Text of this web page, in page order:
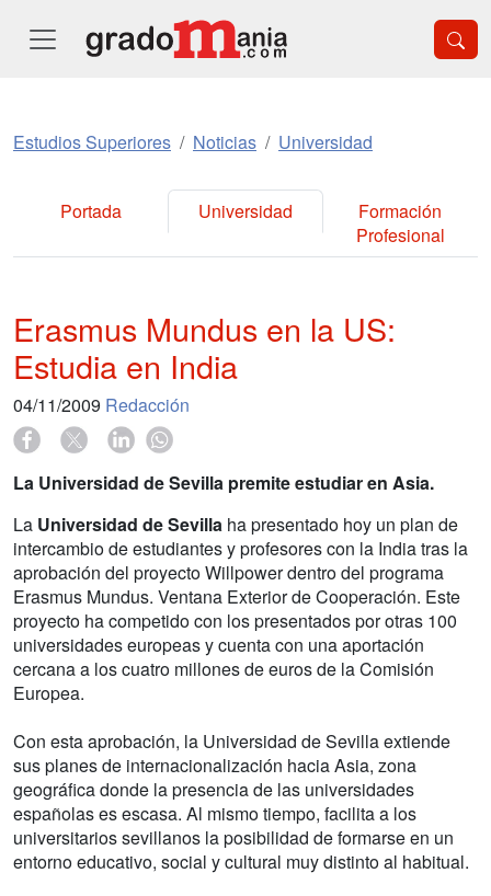
Estudios Superiores Noticias Universidad
Portada Universidad
Formación
Profesional
Erasmus Mundus en la US:
Estudia en India
04/11/2009 Redacción
La Universidad de Sevilla premite estudiar en Asia.
La Universidad de Sevilla ha presentado hoy un plan de
intercambio de estudiantes y profesores con la India tras la
aprobación del proyecto Willpower dentro del programa
Erasmus Mundus. Ventana Exterior de Cooperación. Este
proyecto ha competido con los presentados por otras 100
universidades europeas y cuenta con una aportación
cercana a los cuatro millones de euros de la Comisión
Europea.
Con esta aprobación, la Universidad de Sevilla extiende
sus planes de internacionalización hacia Asia, zona
geográfica donde la presencia de las universidades
españolas es escasa. Al mismo tiempo, facilita a los
universitarios sevillanos la posibilidad de formarse en un
entorno educativo, social y cultural muy distinto al habitual.